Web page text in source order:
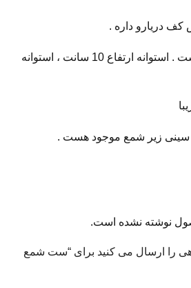
دریارو داره .
ست شامل 4 عدد شمع هست . استوانه ارتفاع 10 سانت ، استوانه
زیر شمع موجود هست .
نوشته نشده است.
را ارسال می کنید برای “ست شمع